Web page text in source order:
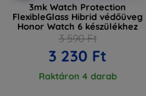
3mk Watch Protection
FlexibleGlass Hibrid védőüveg
Honor Watch 6 készülékhez
3 590 Ft
3 230 Ft
Raktáron 4 darab